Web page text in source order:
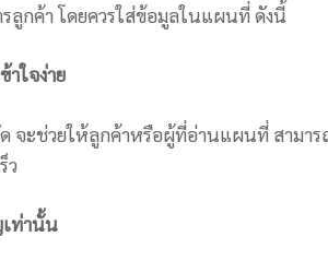
ลูกค้า โดยควรใส่ข้อมูลในแผนที่ ดังนี้
ใจง่าย
ะช่วยให้ลูกค้าหรือผู้ที่อ่านแผนที่ สามาร
ว
ท่านั้น